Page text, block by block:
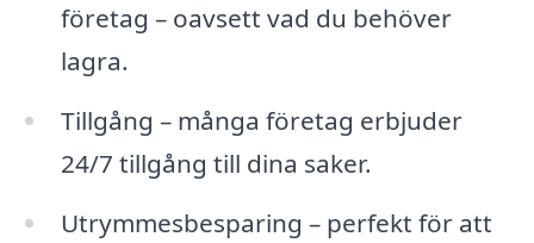
företag – oavsett vad du behöver
lagra.
Tillgång – många företag erbjuder
24/7 tillgång till dina saker.
Utrymmesbesparing – perfekt för att